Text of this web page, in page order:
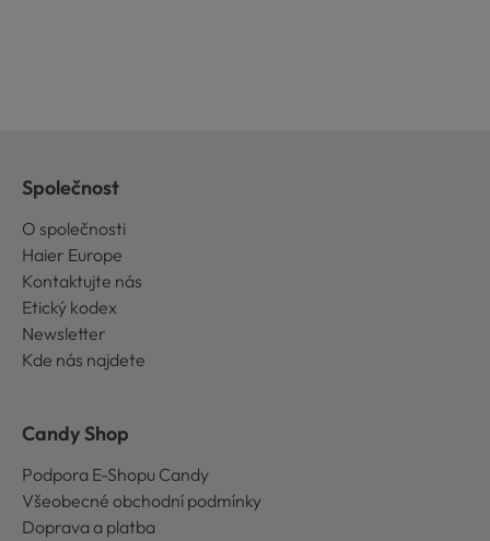
Společnost
O společnosti
Haier Europe
Kontaktujte nás
Etický kodex
Newsletter
Kde nás najdete
Candy Shop
Podpora E-Shopu Candy
Všeobecné obchodní podmínky
Doprava a platba